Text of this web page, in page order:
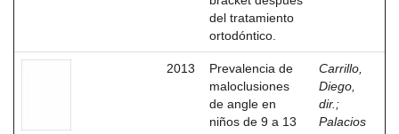
del tratamiento
ortodóntico.
2013
Prevalencia de
maloclusiones
de angle en
niños de 9 a 13
Carrillo,
Diego,
dir. ;
Palacios